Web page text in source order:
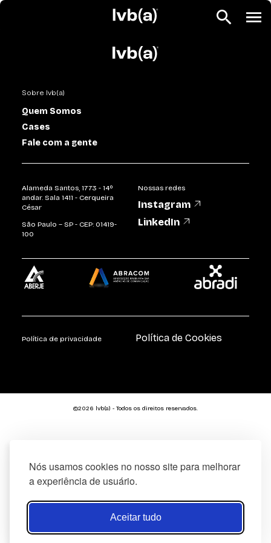
Nós usamos cookies no nosso site para melhorar
a experiência de usuário.
Aceitar tudo
Sobre lvb(a)
Quem Somos
Cases
Fale com a gente
Alameda Santos, 1773 - 14º
andar. Sala 1411 - Cerqueira
César
São Paulo – SP - CEP: 01419-
100
Nossas redes
Instagram
LinkedIn
Política de privacidade Política de Cookies
©2026 lvb(a) - Todos os direitos reservados.